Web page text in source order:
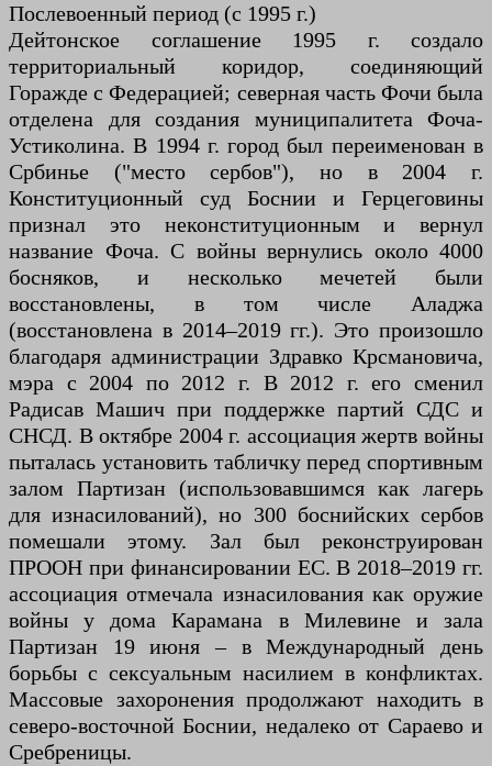
Послевоенный период (с 1995 г.)
Дейтонское соглашение 1995 г. создало
территориальный коридор, соединяющий
Горажде с Федерацией; северная часть Фочи была
отделена для создания муниципалитета Фоча-
Устиколина. В 1994 г. город был переименован в
Србинье ("место сербов"), но в 2004 г.
Конституционный суд Боснии и Герцеговины
признал это неконституционным и вернул
название Фоча. С войны вернулись около 4000
босняков, и несколько мечетей были
восстановлены, в том числе Аладжа
(восстановлена в 2014–2019 гг.). Это произошло
благодаря администрации Здравко Крсмановича,
мэра с 2004 по 2012 г. В 2012 г. его сменил
Радисав Машич при поддержке партий СДС и
СНСД. В октябре 2004 г. ассоциация жертв войны
пыталась установить табличку перед спортивным
залом Партизан (использовавшимся как лагерь
для изнасилований), но 300 боснийских сербов
помешали этому. Зал был реконструирован
ПРООН при финансировании ЕС. В 2018–2019 гг.
ассоциация отмечала изнасилования как оружие
войны у дома Карамана в Милевине и зала
Партизан 19 июня – в Международный день
борьбы с сексуальным насилием в конфликтах.
Массовые захоронения продолжают находить в
северо-восточной Боснии, недалеко от Сараево и
Сребреницы.